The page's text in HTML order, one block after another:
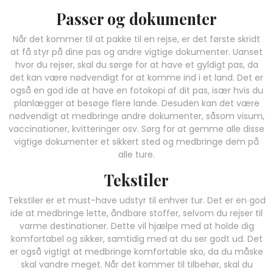
Passer og dokumenter
Når det kommer til at pakke til en rejse, er det første skridt
at få styr på dine pas og andre vigtige dokumenter. Uanset
hvor du rejser, skal du sørge for at have et gyldigt pas, da
det kan være nødvendigt for at komme ind i et land. Det er
også en god ide at have en fotokopi af dit pas, især hvis du
planlægger at besøge flere lande. Desuden kan det være
nødvendigt at medbringe andre dokumenter, såsom visum,
vaccinationer, kvitteringer osv. Sørg for at gemme alle disse
vigtige dokumenter et sikkert sted og medbringe dem på
alle ture.
Tekstiler
Tekstiler er et must-have udstyr til enhver tur. Det er en god
ide at medbringe lette, åndbare stoffer, selvom du rejser til
varme destinationer. Dette vil hjælpe med at holde dig
komfortabel og sikker, samtidig med at du ser godt ud. Det
er også vigtigt at medbringe komfortable sko, da du måske
skal vandre meget. Når det kommer til tilbehør, skal du